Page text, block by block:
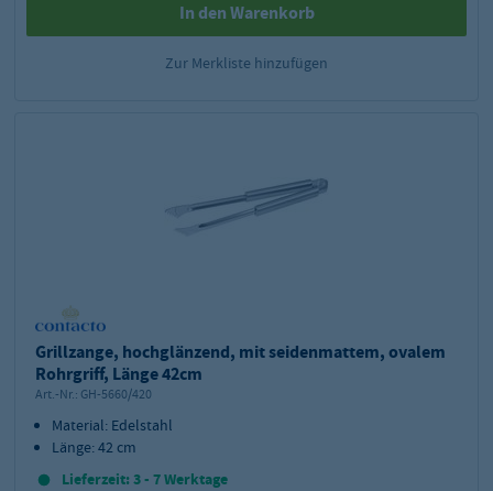
In den Warenkorb
Zur Merkliste hinzufügen
Grillzange, hochglänzend, mit seidenmattem, ovalem
Rohrgriff, Länge 42cm
Art.-Nr.: GH-5660/420
Material: Edelstahl
Länge: 42 cm
Lieferzeit: 3 - 7 Werktage